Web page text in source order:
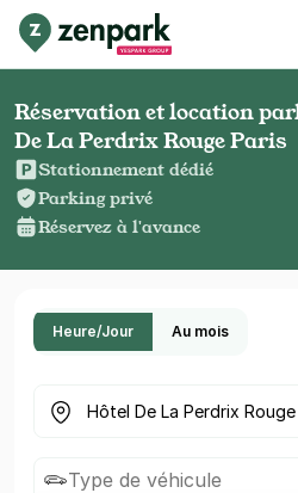
Réservation et location
De La Perdrix Rouge Paris
Stationnement dédié
Parking privé
Réservez à l'avance
Heure/Jour Au mois
Où cherchez-vous un parking
Type de véhicule